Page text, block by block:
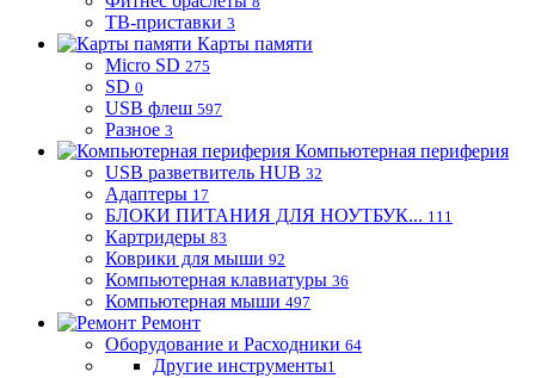
ТВ-приставки 3
Карты памяти
Micro SD 275
SD 0
USB флеш 597
Разное 3
Компьютерная периферия
USB разветвитель HUB 32
Адаптеры 17
БЛОКИ ПИТАНИЯ ДЛЯ НОУТБУК... 111
Картридеры 83
Коврики для мыши 92
Компьютерная клавиатуры 36
Компьютерная мыши 497
Ремонт
Оборудование и Расходники 64
Другие инструменты1